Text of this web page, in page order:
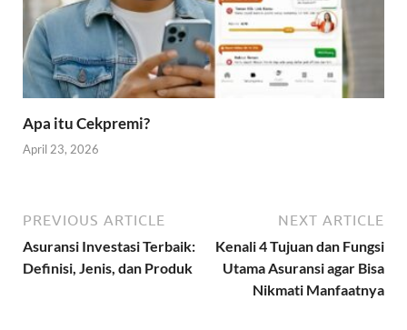
Apa itu Cekpremi?
April 23, 2026
PREVIOUS ARTICLE
Asuransi Investasi Terbaik:
Definisi, Jenis, dan Produk
NEXT ARTICLE
Kenali 4 Tujuan dan Fungsi
Utama Asuransi agar Bisa
Nikmati Manfaatnya